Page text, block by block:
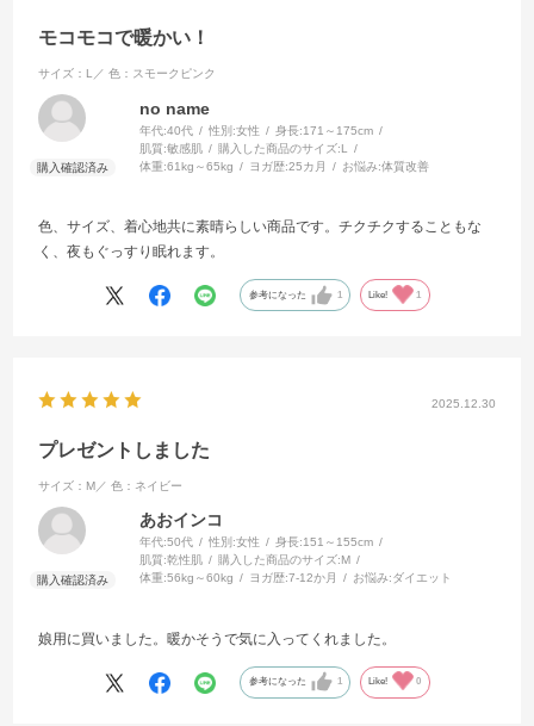
モコモコで暖かい！
サイズ：L／ 色：スモークピンク
no name
年代:40代 性別:女性 身長:171～175cm
肌質:敏感肌 購入した商品のサイズ:L
体重:61kg～65kg ヨガ歴:25カ月 お悩み:体質改善
色、サイズ、着心地共に素晴らしい商品です。チクチクすることもな
く、夜もぐっすり眠れます。
参考になった 1 Like! 1
2025.12.30
プレゼントしました
サイズ：M／ 色：ネイビー
あおインコ
年代:50代 性別:女性 身長:151～155cm
肌質:乾性肌 購入した商品のサイズ:M
体重:56kg～60kg ヨガ歴:7-12か月 お悩み:ダイエット
娘用に買いました。暖かそうで気に入ってくれました。
参考になった 1 Like! 0